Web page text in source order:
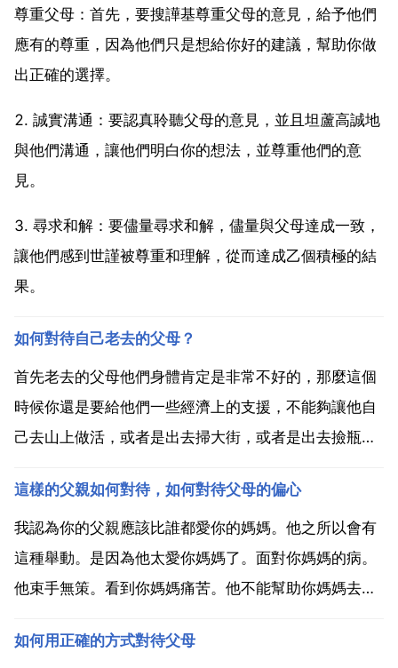
尊重父母：首先，要搜譁基尊重父母的意見，給予他們
應有的尊重，因為他們只是想給你好的建議，幫助你做
出正確的選擇。
2. 誠實溝通：要認真聆聽父母的意見，並且坦蘆高誠地
與他們溝通，讓他們明白你的想法，並尊重他們的意
見。
3. 尋求和解：要儘量尋求和解，儘量與父母達成一致，
讓他們感到世謹被尊重和理解，從而達成乙個積極的結
果。
如何對待自己老去的父母？
首先老去的父母他們身體肯定是非常不好的，那麼這個
時候你還是要給他們一些經濟上的支援，不能夠讓他自
己去山上做活，或者是出去掃大街，或者是出去撿瓶子
回去身體是非常疼的。如果在逢年過節的時候，還是應
該盡力回去陪伴著自己的父母，因為在老了之後，他們
會感覺到極度...
這樣的父親如何對待，如何對待父母的偏心
我認為你的父親應該比誰都愛你的媽媽。他之所以會有
這種舉動。是因為他太愛你媽媽了。面對你媽媽的病。
他束手無策。看到你媽媽痛苦。他不能幫助你媽媽去
的病情的多重壓力下。以及子女的不理解。我想你的爸
如何用正確的方式對待父母